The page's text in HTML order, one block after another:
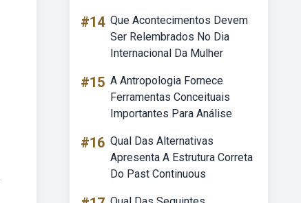
#14 Que Acontecimentos Devem
Ser Relembrados No Dia
Internacional Da Mulher
#15 A Antropologia Fornece
Ferramentas Conceituais
Importantes Para Análise
#16 Qual Das Alternativas
Apresenta A Estrutura Correta
Do Past Continuous